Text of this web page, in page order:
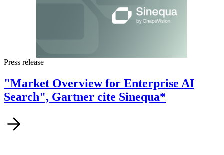
Press release
"Market Overview for Enterprise AI
Search", Gartner cite Sinequa*